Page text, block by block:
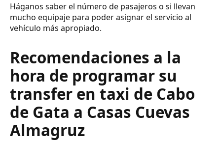
Háganos saber el número de pasajeros o si llevan
mucho equipaje para poder asignar el servicio al
vehículo más apropiado.
Recomendaciones a la
hora de programar su
transfer en taxi de Cabo
de Gata a Casas Cuevas
Almagruz